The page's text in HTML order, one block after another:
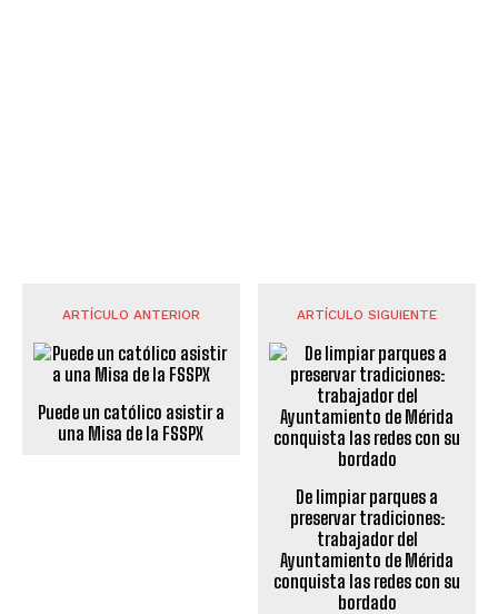
ARTÍCULO ANTERIOR
Puede un católico asistir a
una Misa de la FSSPX
ARTÍCULO SIGUIENTE
De limpiar parques a
preservar tradiciones:
trabajador del
Ayuntamiento de Mérida
conquista las redes con su
bordado